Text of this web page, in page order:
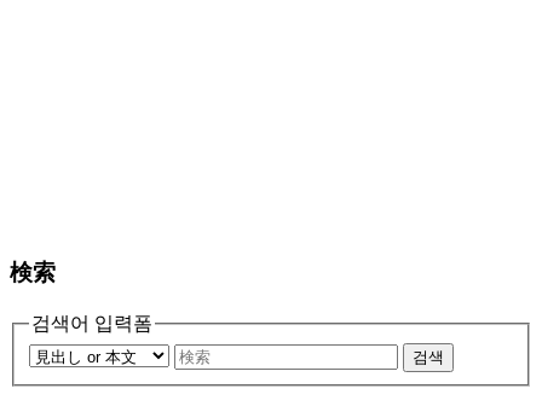
検索
검색어 입력폼
검색